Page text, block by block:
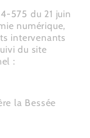
575 du 21 juin
numérique,
intervenants
du site
:
la Bessée